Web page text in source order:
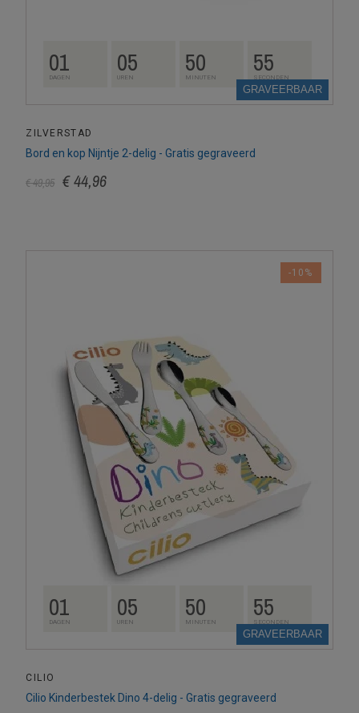
GRAVEERBAAR
01
DAGEN 05
UREN 50
MINUTEN 54
SECONDEN
ZILVERSTAD
Bord en kop Nijntje 2-delig - Gratis gegraveerd
€ 49,95 € 44,96
GRAVEERBAAR
01
DAGEN 05
UREN 50
MINUTEN 54
SECONDEN
CILIO
Cilio Kinderbestek Dino 4-delig - Gratis gegraveerd
-10%